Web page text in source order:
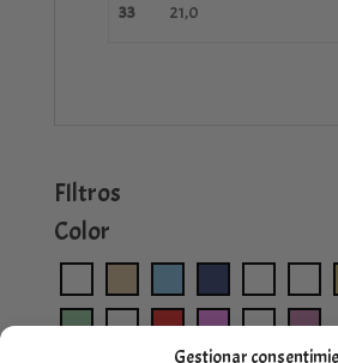
Gestionar
33 21,0
FIltros
Color